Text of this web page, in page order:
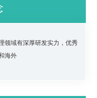
领域有深厚研发实力，优秀
海外